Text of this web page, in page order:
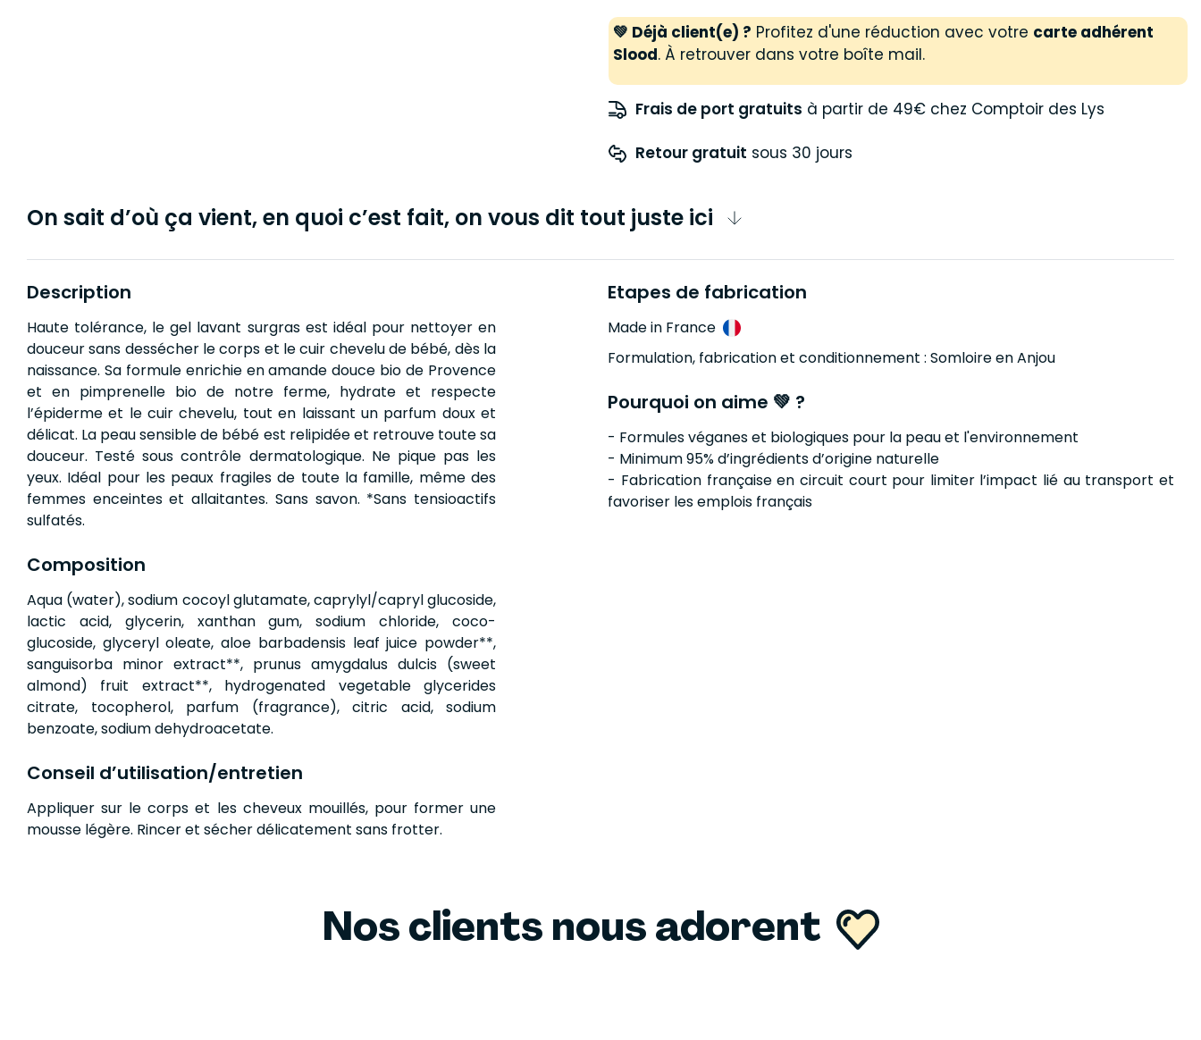
💚 Déjà client(e) ? Profitez d'une réduction avec votre carte adhérent
Slood. À retrouver dans votre boîte mail.
Frais de port gratuits à partir de 49€ chez Comptoir des Lys
Retour gratuit sous 30 jours
On sait d’où ça vient, en quoi c’est fait, on vous dit tout juste ici
Description
Haute tolérance, le gel lavant surgras est idéal pour nettoyer en
douceur sans dessécher le corps et le cuir chevelu de bébé, dès la
naissance. Sa formule enrichie en amande douce bio de Provence
et en pimprenelle bio de notre ferme, hydrate et respecte
l’épiderme et le cuir chevelu, tout en laissant un parfum doux et
délicat. La peau sensible de bébé est relipidée et retrouve toute sa
douceur. Testé sous contrôle dermatologique. Ne pique pas les
yeux. Idéal pour les peaux fragiles de toute la famille, même des
femmes enceintes et allaitantes. Sans savon. *Sans tensioactifs
sulfatés.
Composition
Aqua (water), sodium cocoyl glutamate, caprylyl/capryl glucoside,
lactic acid, glycerin, xanthan gum, sodium chloride, coco-
glucoside, glyceryl oleate, aloe barbadensis leaf juice powder**,
sanguisorba minor extract**, prunus amygdalus dulcis (sweet
almond) fruit extract**, hydrogenated vegetable glycerides
citrate, tocopherol, parfum (fragrance), citric acid, sodium
benzoate, sodium dehydroacetate.
Conseil d’utilisation/entretien
Appliquer sur le corps et les cheveux mouillés, pour former une
mousse légère. Rincer et sécher délicatement sans frotter.
Etapes de fabrication
Made in France
Formulation, fabrication et conditionnement : Somloire en Anjou
Pourquoi on aime 💚 ?
- Formules véganes et biologiques pour la peau et l'environnement
- Minimum 95% d’ingrédients d’origine naturelle
- Fabrication française en circuit court pour limiter l’impact lié au transport et
favoriser les emplois français
Nos clients nous adorent